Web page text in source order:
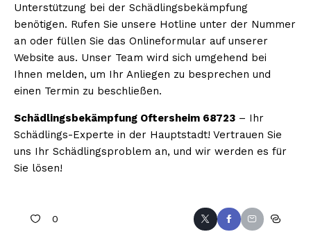
Unterstützung bei der Schädlingsbekämpfung
benötigen. Rufen Sie unsere Hotline unter der Nummer
an oder füllen Sie das Onlineformular auf unserer
Website aus. Unser Team wird sich umgehend bei
Ihnen melden, um Ihr Anliegen zu besprechen und
einen Termin zu beschließen.
Schädlingsbekämpfung Oftersheim 68723 – Ihr
Schädlings-Experte in der Hauptstadt! Vertrauen Sie
uns Ihr Schädlingsproblem an, und wir werden es für
Sie lösen!
0